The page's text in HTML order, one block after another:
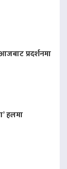
प्रदर्शनमा
हलमा